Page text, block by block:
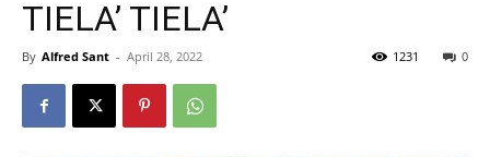
TIELA’ TIELA’
By Alfred Sant - April 28, 2022 0
1231